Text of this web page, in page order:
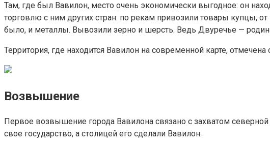
Там, где был Вавилон, место очень экономически выгодное: он
торговлю с ним других стран: по рекам привозили товары купцы,
было, и металлы. Вывозили зерно и шерсть. Ведь Двуречье —
Территория, где находится Вавилон на современной карте,
Возвышение
Первое возвышение города Вавилона связано с захватом
свое государство, а столицей его сделали Вавилон.